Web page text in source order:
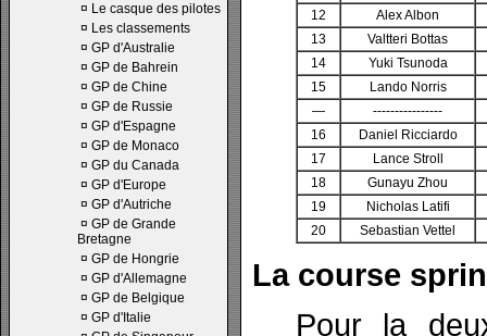
¤ Le casque des pilotes
¤ Les classements
¤ GP d'Australie
¤ GP de Bahrein
¤ GP de Chine
¤ GP de Russie
¤ GP d'Espagne
¤ GP de Monaco
¤ GP du Canada
¤ GP d'Europe
¤ GP d'Autriche
¤ GP de Grande
Bretagne
¤ GP de Hongrie
¤ GP d'Allemagne
¤ GP de Belgique
¤ GP d'Italie
12
Alex Albon
13
Valtteri Bottas
14
Yuki Tsunoda
15
Lando Norris
—
----------------
16
Daniel Ricciardo
17
Lance Stroll
18
Gunayu Zhou
19
Nicholas Latifi
20
Sebastian Vettel
La course
Pour la